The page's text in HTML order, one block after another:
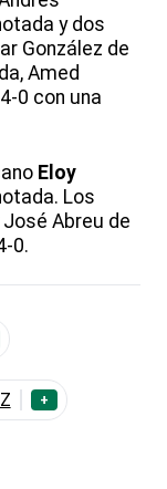
y dos
González de
Amed
0 con una
Eloy
Los
Abreu de
0.
+